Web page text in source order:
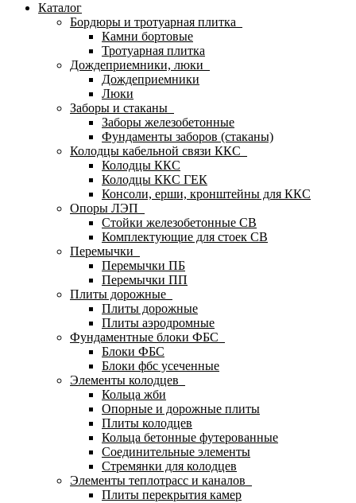
Каталог
Бордюры и тротуарная плитка
Камни бортовые
Тротуарная плитка
Дождеприемники, люки
Дождеприемники
Люки
Заборы и стаканы
Заборы железобетонные
Фундаменты заборов (стаканы)
Колодцы кабельной связи ККС
Колодцы ККС
Колодцы ККС ГЕК
Консоли, ерши, кронштейны для ККС
Опоры ЛЭП
Стойки железобетонные СВ
Комплектующие для стоек СВ
Перемычки
Перемычки ПБ
Перемычки ПП
Плиты дорожные
Плиты дорожные
Плиты аэродромные
Фундаментные блоки ФБС
Блоки ФБС
Блоки фбс усеченные
Элементы колодцев
Кольца жби
Опорные и дорожные плиты
Плиты колодцев
Кольца бетонные футерованные
Соединительные элементы
Стремянки для колодцев
Элементы теплотрасс и каналов
Плиты перекрытия камер